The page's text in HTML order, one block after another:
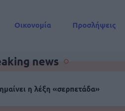
Οικονομία Προσλήψεις
news
η λέξη «σερπετάδα»